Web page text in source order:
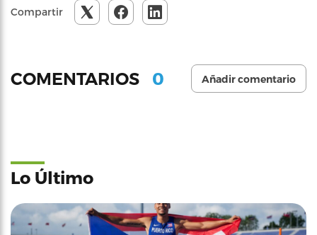
Compartir
COMENTARIOS 0 Añadir comentario
Lo Último